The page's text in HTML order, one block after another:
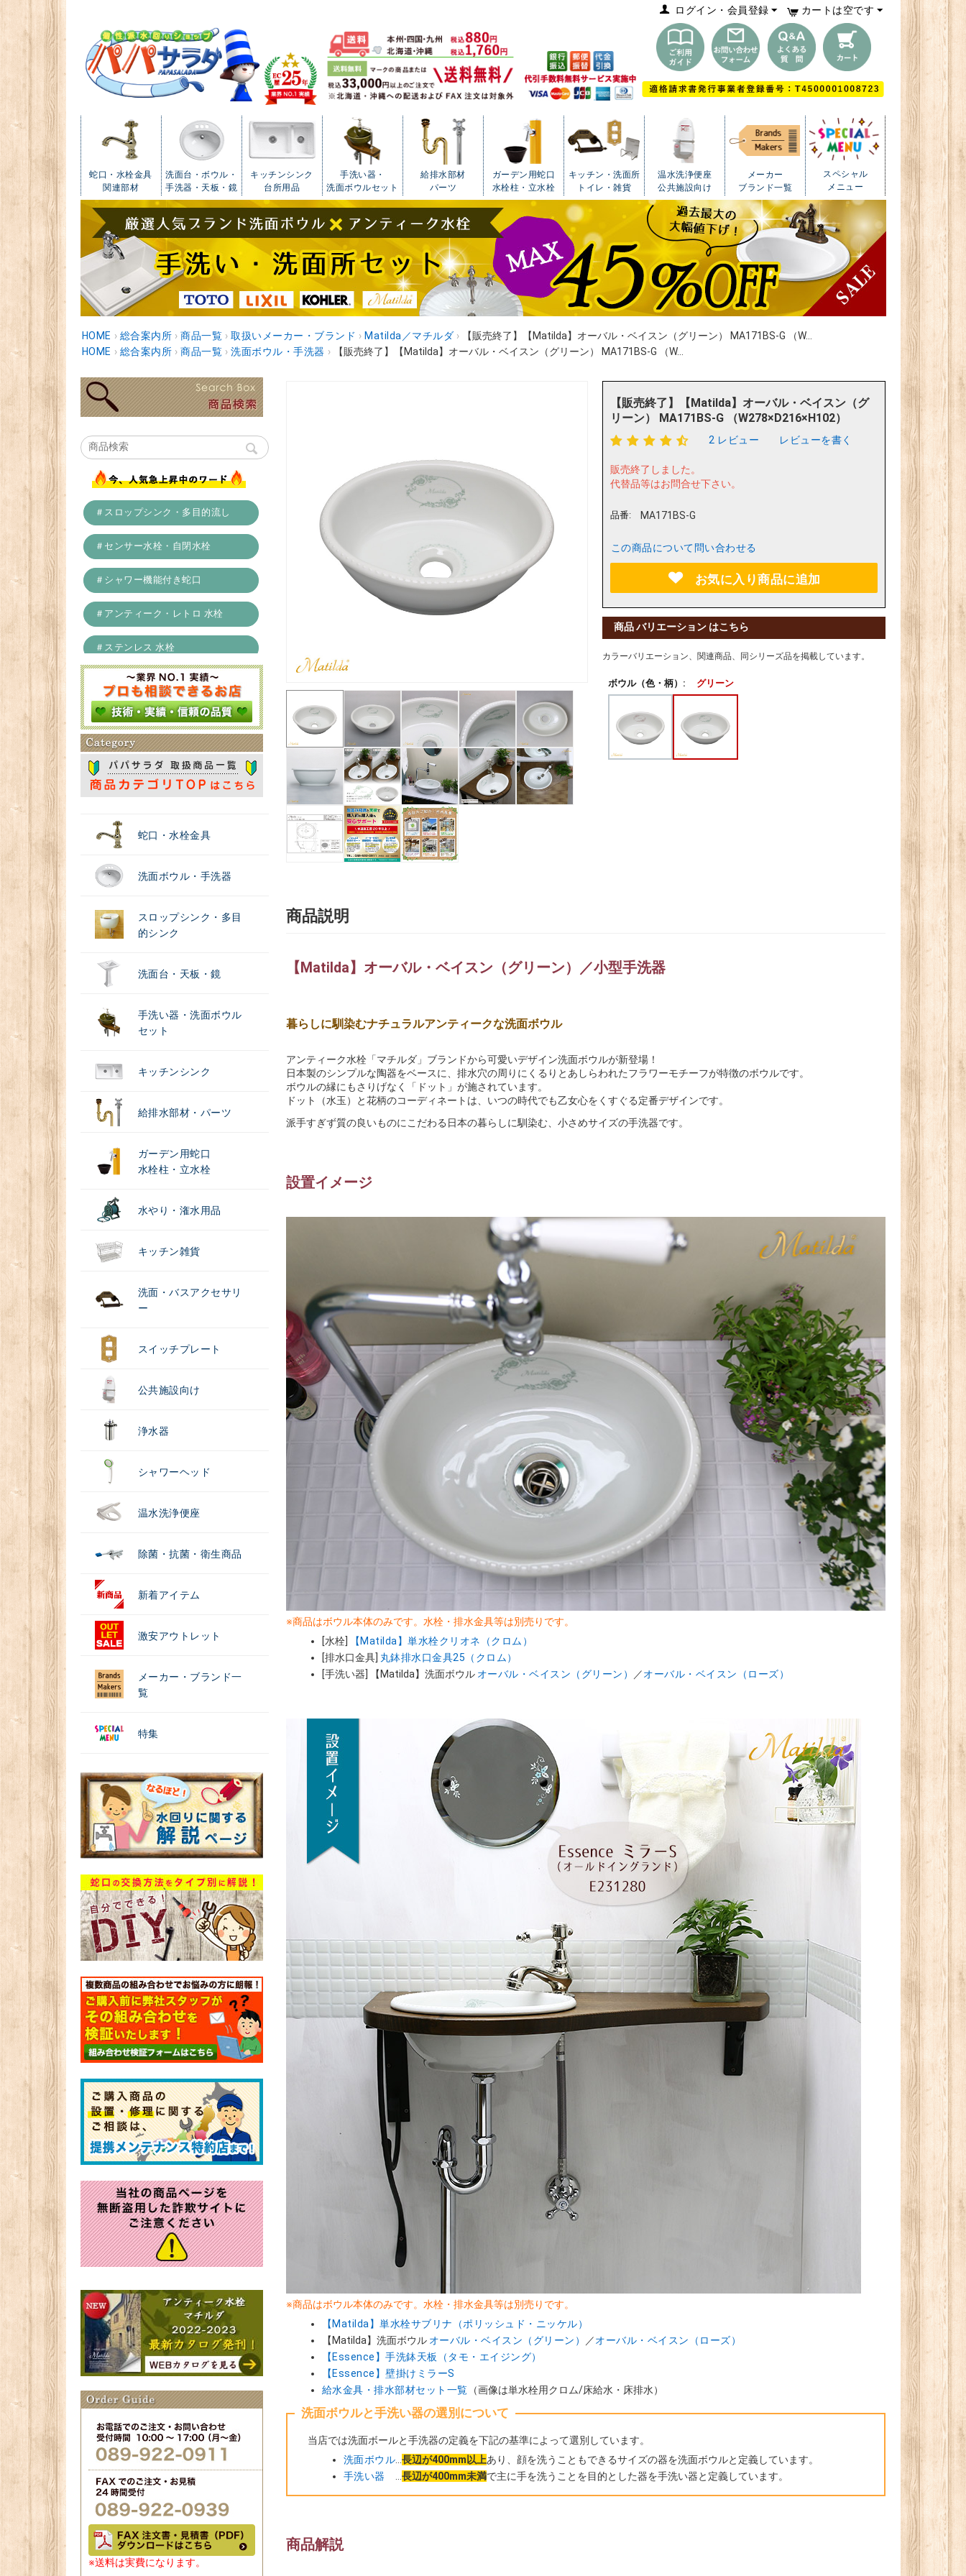
カートは空です
ログイン・会員登録
蛇口・水栓金具
関連部材
洗面台・ボウル・
手洗器・天板・鏡
キッチンシンク
台所用品
手洗い器・
洗面ボウルセット
給排水部材
パーツ
ガーデン用蛇口
水栓柱・立水栓
キッチン・洗面所
トイレ・雑貨
温水洗浄便座
公共施設向け
メーカー
ブランド一覧
スペシャル
メニュー
HOME › 総合案内所 › 商品一覧 › 取扱いメーカー・ブランド › Matilda／マチルダ ›
【販売終了】【Matilda】オーバル・ベイスン（グリーン） MA171BS-G （W...
HOME › 総合案内所 › 商品一覧 › 洗面ボウル・手洗器 › 【販売終了】【Matilda】オーバル・ベイスン（グリーン） MA171BS-G （W...
＃スロップシンク・多目的流し
＃センサー水栓・自閉水栓
＃シャワー機能付き蛇口
＃アンティーク・レトロ 水栓
＃ステンレス 水栓
＃浄水器
蛇口・水栓金具
洗面ボウル・手洗器
スロップシンク・多目
的シンク
洗面台・天板・鏡
手洗い器・洗面ボウル
セット
キッチンシンク
給排水部材・パーツ
ガーデン用蛇口
水栓柱・立水栓
水やり・潅水用品
キッチン雑貨
洗面・バスアクセサリ
ー
スイッチプレート
公共施設向け
浄水器
シャワーヘッド
温水洗浄便座
除菌・抗菌・衛生商品
新着アイテム
激安アウトレット
メーカー・ブランド一
覧
特集
※送料は実費になります。
【販売終了】【Matilda】オーバル・ベイスン（グ
リーン） MA171BS-G （W278×D216×H102）
2 レビュー レビューを書く
販売終了しました。
代替品等はお問合せ下さい。
品番: MA171BS-G
この商品について問い合わせる
お気に入り商品に追加
商品 バリエーション はこちら
カラーバリエーション、関連商品、同シリーズ品を掲載しています。
ボウル（色・柄）: グリーン
商品説明
【Matilda】オーバル・ベイスン（グリーン）／小型手洗器
暮らしに馴染むナチュラルアンティークな洗面ボウル
アンティーク水栓「マチルダ」ブランドから可愛いデザイン洗面ボウルが新登場！
日本製のシンプルな陶器をベースに、排水穴の周りにくるりとあしらわれたフラワーモチーフが特徴のボウルです。
ボウルの縁にもさりげなく「ドット」が施されています。
ドット（水玉）と花柄のコーディネートは、いつの時代でも乙女心をくすぐる定番デザインです。
派手すぎず質の良いものにこだわる日本の暮らしに馴染む、小さめサイズの手洗器です。
設置イメージ
※商品はボウル本体のみです。水栓・排水金具等は別売りです。
[水栓]
【Matilda】単水栓クリオネ（クロム）
[排水口金具] 丸鉢排水口金具25（クロム）
[手洗い器] 【Matilda】洗面ボウル オーバル・ベイスン（グリーン） ／オーバル・ベイスン（ローズ）
※商品はボウル本体のみです。水栓・排水金具等は別売りです。
【Matilda】単水栓サブリナ（ポリッシュド・ニッケル）
【Matilda】洗面ボウル オーバル・ベイスン（グリーン） ／オーバル・ベイスン（ローズ）
【Essence】手洗鉢天板（タモ・エイジング）
【Essence】壁掛けミラーS
給水金具・排水部材セット一覧 （画像は単水栓用クロム/床給水・床排水）
洗面ボウルと手洗い器の選別について
当店では洗面ボールと手洗器の定義を下記の基準によって選別しています。
洗面ボウル …長辺が400mm以上あり、顔を洗うこともできるサイズの器を洗面ボウルと定義しています。
手洗い器
…長辺が400mm未満で主に手を洗うことを目的とした器を手洗い器と定義しています。
商品解説